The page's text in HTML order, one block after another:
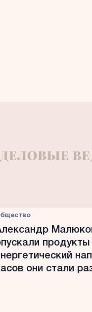
продукты
они стали